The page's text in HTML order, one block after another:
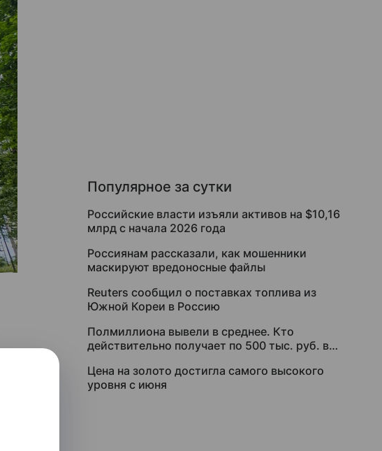
Популярное за сутки
Российские власти изъяли активов на $10,16
млрд с начала 2026 года
Россиянам рассказали, как мошенники
маскируют вредоносные файлы
Reuters сообщил о поставках топлива из
Южной Кореи в Россию
Полмиллиона вывели в среднее. Кто
действительно получает по 500 тыс. руб. в
Цена на золото достигла самого высокого
уровня с июня